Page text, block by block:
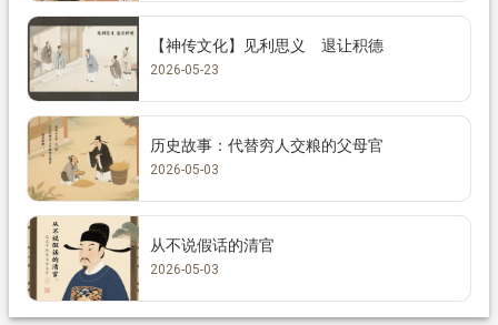
【神传文化】见利思义 退让积德
2026-05-23
历史故事：代替穷人交粮的父母官
2026-05-03
从不说假话的清官
2026-05-03